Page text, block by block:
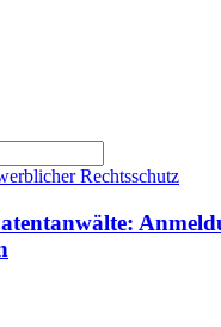
Rechtsschutz